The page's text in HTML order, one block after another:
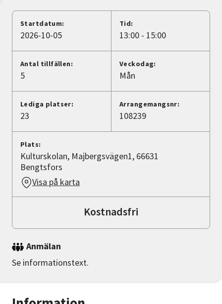
Nyheter
Avdelningar
Lyssna
Startdatum:
2026-10-05
Tid:
13:00 - 15:00
Antal tillfällen:
5
Veckodag:
Mån
Lediga platser:
23
Arrangemangsnr:
108239
Plats:
Kulturskolan, Majbergsvägen1, 66631
Bengtsfors
Visa på karta
Kostnadsfri
Anmälan
Se informationstext.